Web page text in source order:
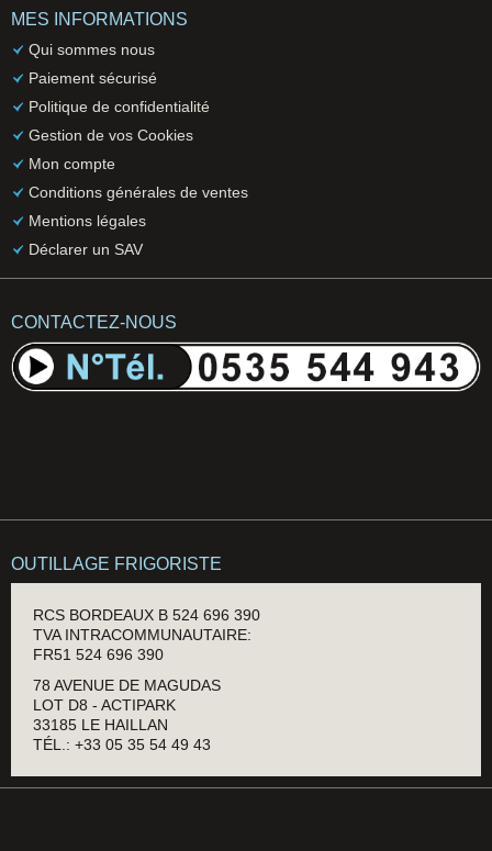
MES INFORMATIONS
Qui sommes nous
Paiement sécurisé
Politique de confidentialité
Gestion de vos Cookies
Mon compte
Conditions générales de ventes
Mentions légales
Déclarer un SAV
CONTACTEZ-NOUS
OUTILLAGE FRIGORISTE
RCS BORDEAUX B 524 696 390
TVA INTRACOMMUNAUTAIRE:
FR51 524 696 390
78 AVENUE DE MAGUDAS
LOT D8 - ACTIPARK
33185 LE HAILLAN
TÉL.: +33 05 35 54 49 43